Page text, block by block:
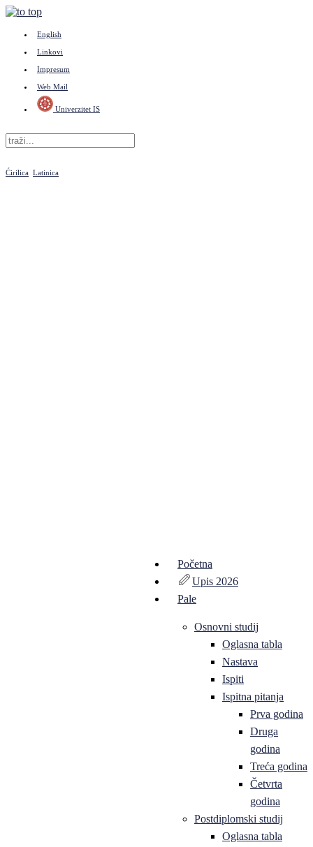
English
Linkovi
Impresum
Web Mail
Univerzitet IS
Ćirilica Latinica
Početna
Upis 2026
Pale
Osnovni studij
Oglasna tabla
Nastava
Ispiti
Ispitna pitanja
Prva godina
Druga
godina
Treća godina
Četvrta
godina
Postdiplomski studij
Oglasna tabla